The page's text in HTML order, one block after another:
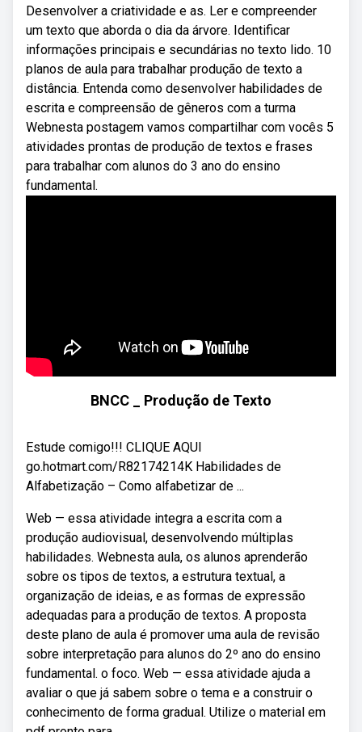
Desenvolver a criatividade e as. Ler e compreender
um texto que aborda o dia da árvore. Identificar
informações principais e secundárias no texto lido. 10
planos de aula para trabalhar produção de texto a
distância. Entenda como desenvolver habilidades de
escrita e compreensão de gêneros com a turma
Webnesta postagem vamos compartilhar com vocês 5
atividades prontas de produção de textos e frases
para trabalhar com alunos do 3 ano do ensino
fundamental.
BNCC _ Produção de Texto
Estude comigo!!! CLIQUE AQUI
go.hotmart.com/R82174214K Habilidades de
Alfabetização – Como alfabetizar de ...
Web — essa atividade integra a escrita com a
produção audiovisual, desenvolvendo múltiplas
habilidades. Webnesta aula, os alunos aprenderão
sobre os tipos de textos, a estrutura textual, a
organização de ideias, e as formas de expressão
adequadas para a produção de textos. A proposta
deste plano de aula é promover uma aula de revisão
sobre interpretação para alunos do 2º ano do ensino
fundamental. o foco. Web — essa atividade ajuda a
avaliar o que já sabem sobre o tema e a construir o
conhecimento de forma gradual. Utilize o material em